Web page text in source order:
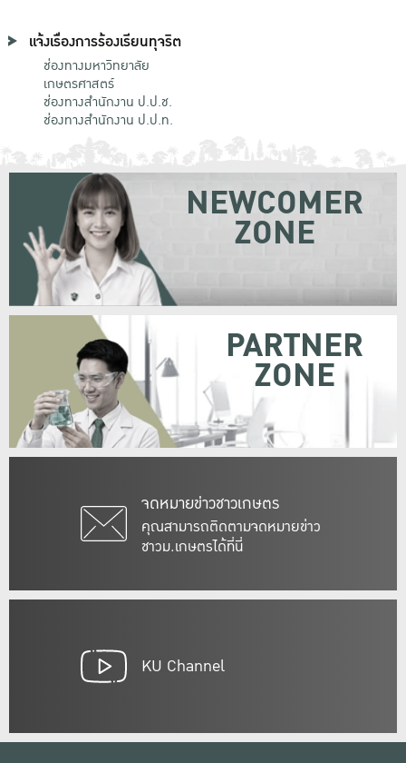
แจ้งเรื่องการร้องเรียนทุจริต
ช่องทางมหาวิทยาลัย
เกษตรศาสตร์
ช่องทางสำนักงาน ป.ป.ช.
ช่องทางสำนักงาน ป.ป.ท.
จดหมายข่าวชาวเกษตร
คุณสามารถติดตามจดหมายข่าว
ชาวม.เกษตรได้ที่นี่
NEWCOMER
ZONE
PARTNER
ZONE
KU Channel